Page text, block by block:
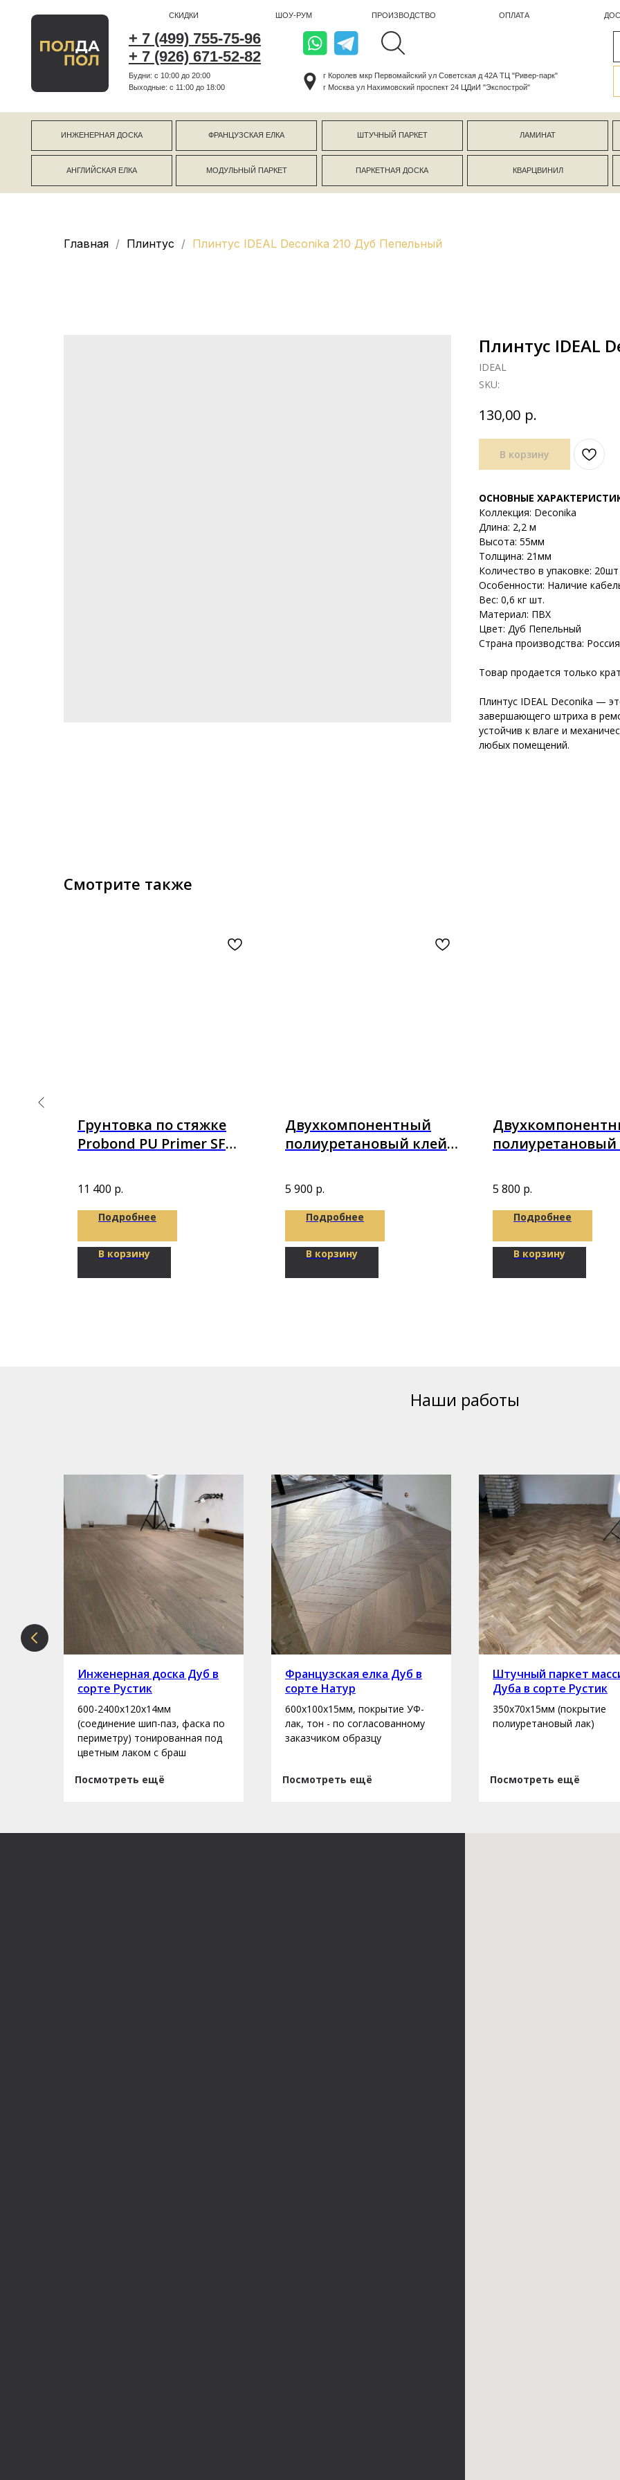
+ 7 (499) 755-75-96
+ 7 (926) 671-52-82
СКИДКИ ШОУ-РУМ ПРОИЗВОДСТВО
Будни: с 10:00 до 20:00
Выходные: c 11:00 до 18:00
г Москва ул Нахимовский проспект 24 ЦДиИ "Экспострой"
ИНЖЕНЕРНАЯ ДОСКА
АНГЛИЙСКАЯ ЕЛКА
ФРАНЦУЗСКАЯ ЕЛКА
ПАРКЕТНАЯ ДОСКА
МОДУЛЬНЫЙ ПАРКЕТ
ШТУЧНЫЙ ПАРКЕТ
КВАРЦВИНИЛ СТЕНОВЫЕ
ЛАМИНАТ
Главная Плинтус Плинтус IDEAL Deconika 210 Дуб Пепельный
Плинтус IDEAL
IDEAL
SKU:
130,00 р.
В корзину
ОСНОВНЫЕ
Коллекция: Deconika
Длина: 2,2 м
Высота: 55мм
Толщина: 21мм
Количество в упаковке: 20шт
Особенности: Наличие
Вес: 0,6 кг шт.
Материал: ПВХ
Цвет: Дуб Пепельный
Страна производства: Россия
Товар продается только
Плинтус IDEAL Deconika —
завершающего штриха в
устойчив к влаге и
любых помещений.
Смотрите также
Грунтовка по стяжке
Probond PU Primer SF
11 400 р.
Подробнее
В корзину
Двухкомпонентный
полиуретановый клей
5 900 р.
Подробнее
В корзину
полиуретановый
8,1кг
5 800 р.
Подробнее
В корзину
Наши работы
Инженерная доска Дуб в
сорте Рустик
600-2400х120х14мм
(соединение шип-паз, фаска по
периметру) тонированная под
цветным лаком с браш
Посмотреть ещё
Французская елка Дуб в
сорте Натур
600х100х15мм, покрытие УФ-
лак, тон - по согласованному
заказчиком образцу
Посмотреть ещё
Штучный паркет
Дуба в сорте Рустик
350х70х15мм (покрытие
полиуретановый лак)
Посмотреть ещё